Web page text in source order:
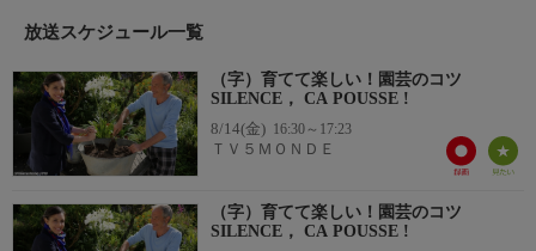
放送スケジュール一覧
（字）育てて楽しい！園芸のコツ
SILENCE， CA POUSSE !
8/14(金) 16:30～17:23
ＴＶ５ＭＯＮＤＥ
（字）育てて楽しい！園芸のコツ
SILENCE， CA POUSSE !